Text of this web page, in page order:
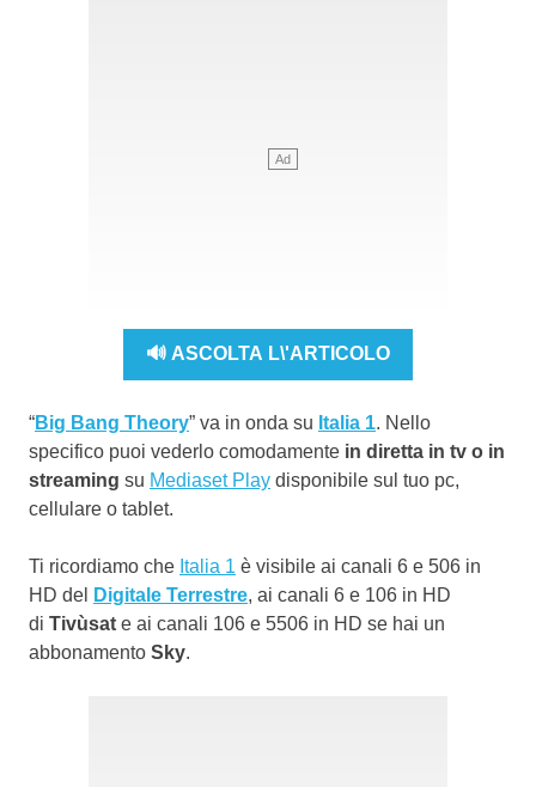
🔊 ASCOLTA L\'ARTICOLO
“Big Bang Theory” va in onda su Italia 1. Nello
specifico puoi vederlo comodamente in diretta in tv o in
streaming su Mediaset Play disponibile sul tuo pc,
cellulare o tablet.
Ti ricordiamo che Italia 1 è visibile ai canali 6 e 506 in
HD del
Digitale Terrestre, ai canali 6 e 106 in HD
di Tivùsat e ai canali 106 e 5506 in HD se hai un
abbonamento Sky.